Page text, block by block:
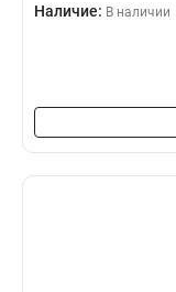
Наличие: В наличии